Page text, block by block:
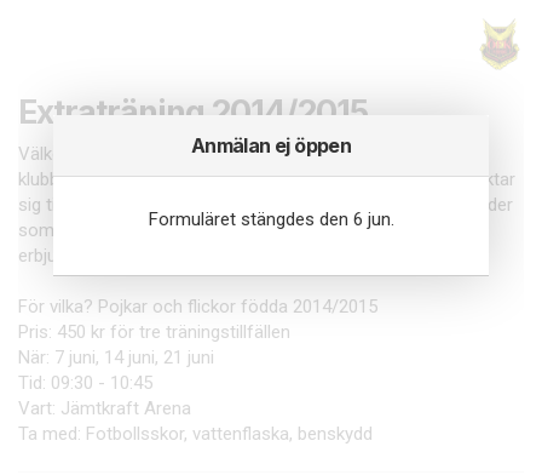
Anmälan ej öppen
Formuläret stängdes den 6 jun.
Extraträning 2014/2015
Välkomna att anmäla er på ÖFK:s extraträningar. Oavsett
klubbtillhörighet är man välkommen att delta. Träningarna riktar
sig till dem som vill ta ett steg till i sin fotbollsutveckling. Under
sommaren och hösten kommer ÖFK inleda sin satsning att
erbjuda extra träningstillfällen.
För vilka? Pojkar och flickor födda 2014/2015
Pris: 450 kr för tre träningstillfällen
När: 7 juni, 14 juni, 21 juni
Tid: 09:30 - 10:45
Vart: Jämtkraft Arena
Ta med: Fotbollsskor, vattenflaska, benskydd